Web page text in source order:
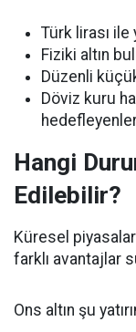
Türk lirası ile
Fiziki altın
Düzenli
Döviz kuru
Hangi
Edilebilir?
Küresel
farklı avantajlar
Ons altın şu